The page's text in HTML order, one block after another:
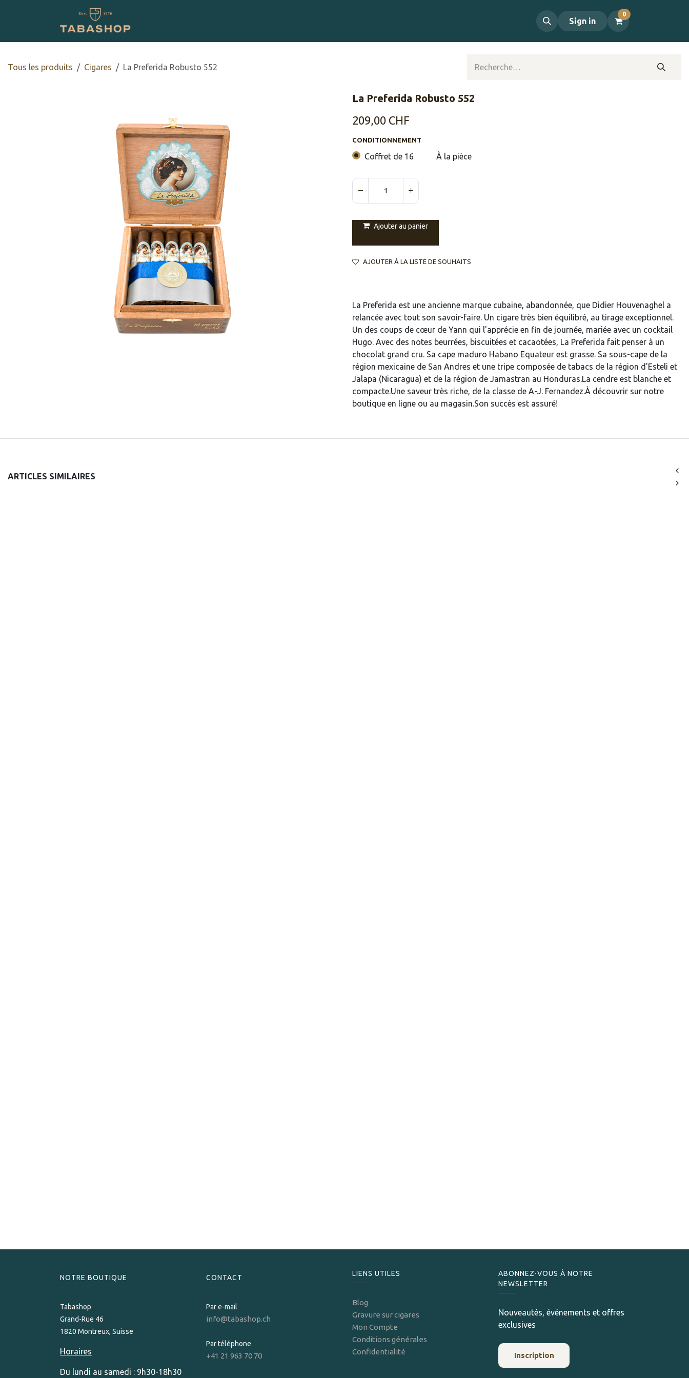
Sign in
0
Tous les produits ​​​Cigares La Preferida Robusto 552
La Preferida Robusto 552
209,00 CHF
CONDITIONNEMENT
Coffret de 16 À la pièce
Ajouter au panier
AJOUTER À LA LISTE DE SOUHAITS
La Preferida est une ancienne marque cubaine, abandonnée, que Didier Houvenaghel a
relancée avec tout son savoir-faire. Un cigare très bien équilibré, au tirage exceptionnel.
Un des coups de cœur de Yann qui l'apprécie en fin de journée, mariée avec un cocktail
Hugo. Avec des notes beurrées, biscuitées et cacaotées, La Preferida fait penser à un
chocolat grand cru. Sa cape maduro Habano Equateur est grasse. Sa sous-cape de la
région mexicaine de San Andres et une tripe composée de tabacs de la région d'Esteli et
Jalapa (Nicaragua) et de la région de Jamastran au Honduras.La cendre est blanche et
compacte.Une saveur très riche, de la classe de A-J. Fernandez.À découvrir sur notre
boutique en ligne ou au magasin.Son succès est assuré!
ARTICLES SIMILAIRES
NOTRE BOUTIQUE
Tabashop
Grand-Rue 46
1820 Montreux, Suisse
Horaires
Du lundi au samedi : 9h30-18h30
CONTACT
Par e-mail
info@tabashop.ch
Par téléphone
+41 21 963 70 70
LIENS UTILES
Blog
Gravure sur cigares
Mon Compte
Conditions générales
Confidentialité
ABONNEZ-VOUS À NOTRE
NEWSLETTER
Nouveautés, événements et offres
exclusives
Inscription